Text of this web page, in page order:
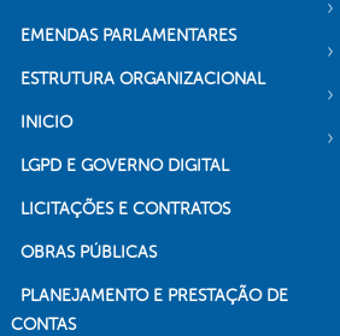
EMENDAS PARLAMENTARES
ESTRUTURA ORGANIZACIONAL
INICIO
LGPD E GOVERNO DIGITAL
LICITAÇÕES E CONTRATOS
OBRAS PÚBLICAS
PLANEJAMENTO E PRESTAÇÃO DE
CONTAS